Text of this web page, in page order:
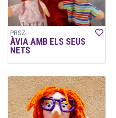
PRSZ
ÀVIA AMB ELS SEUS
NETS